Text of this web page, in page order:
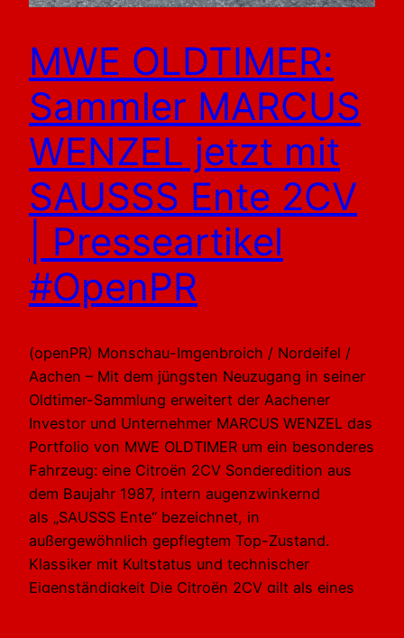
MWE OLDTIMER:
Sammler MARCUS
WENZEL jetzt mit
SAUSSS Ente 2CV
| Presseartikel
#OpenPR
(openPR) Monschau-Imgenbroich / Nordeifel /
Aachen – Mit dem jüngsten Neuzugang in seiner
Oldtimer-Sammlung erweitert der Aachener
Investor und Unternehmer MARCUS WENZEL das
Portfolio von MWE OLDTIMER um ein besonderes
Fahrzeug: eine Citroën 2CV Sonderedition aus
dem Baujahr 1987, intern augenzwinkernd
als „SAUSSS Ente“ bezeichnet, in
außergewöhnlich gepflegtem Top-Zustand.
Klassiker mit Kultstatus und technischer
Eigenständigkeit Die Citroën 2CV gilt als eines